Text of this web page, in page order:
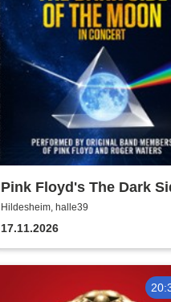
Pink Floyd's The Dark
the Moon - In Concert
Hildesheim, halle39
17.11.2026